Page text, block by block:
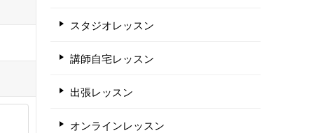
スタジオレッスン
講師自宅レッスン
出張レッスン
オンラインレッスン